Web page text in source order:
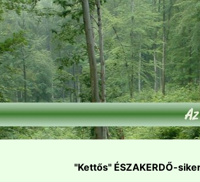
"Kettős" ÉSZAKERDŐ-